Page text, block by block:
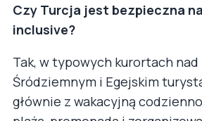
Czy Turcja jest bezpieczna
inclusive?
Tak, w typowych kurortach nad
Śródziemnym i Egejskim
głównie z wakacyjną